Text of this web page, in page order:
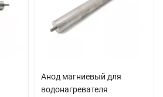
Анод магниевый для
водонагревателя